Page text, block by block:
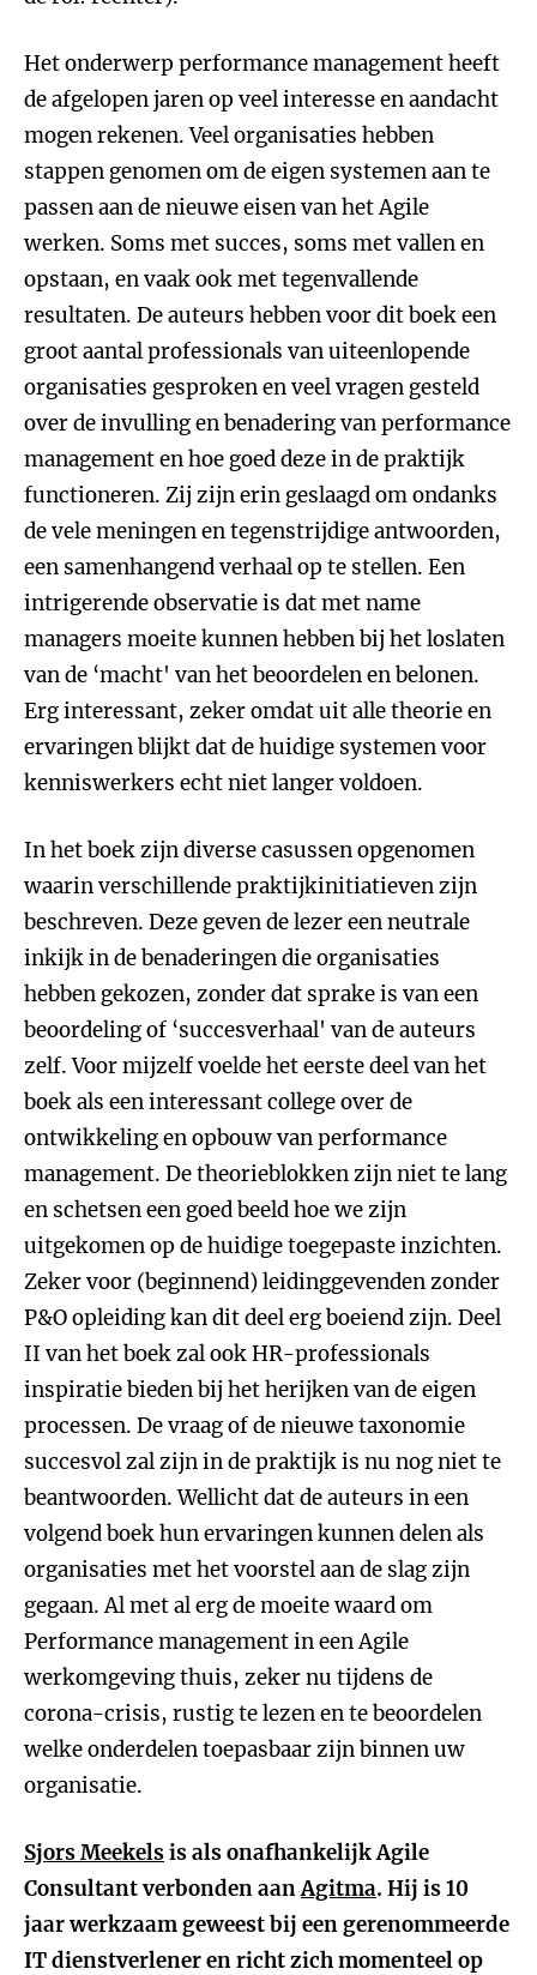
Het onderwerp performance management heeft
de afgelopen jaren op veel interesse en aandacht
mogen rekenen. Veel organisaties hebben
stappen genomen om de eigen systemen aan te
passen aan de nieuwe eisen van het Agile
werken. Soms met succes, soms met vallen en
opstaan, en vaak ook met tegenvallende
resultaten. De auteurs hebben voor dit boek een
groot aantal professionals van uiteenlopende
organisaties gesproken en veel vragen gesteld
over de invulling en benadering van performance
management en hoe goed deze in de praktijk
functioneren. Zij zijn erin geslaagd om ondanks
de vele meningen en tegenstrijdige antwoorden,
een samenhangend verhaal op te stellen. Een
intrigerende observatie is dat met name
managers moeite kunnen hebben bij het loslaten
van de ‘macht' van het beoordelen en belonen.
Erg interessant, zeker omdat uit alle theorie en
ervaringen blijkt dat de huidige systemen voor
kenniswerkers echt niet langer voldoen.
In het boek zijn diverse casussen opgenomen
waarin verschillende praktijkinitiatieven zijn
beschreven. Deze geven de lezer een neutrale
inkijk in de benaderingen die organisaties
hebben gekozen, zonder dat sprake is van een
beoordeling of ‘succesverhaal' van de auteurs
zelf. Voor mijzelf voelde het eerste deel van het
boek als een interessant college over de
ontwikkeling en opbouw van performance
management. De theorieblokken zijn niet te lang
en schetsen een goed beeld hoe we zijn
uitgekomen op de huidige toegepaste inzichten.
Zeker voor (beginnend) leidinggevenden zonder
P&O opleiding kan dit deel erg boeiend zijn. Deel
II van het boek zal ook HR-professionals
inspiratie bieden bij het herijken van de eigen
processen. De vraag of de nieuwe taxonomie
succesvol zal zijn in de praktijk is nu nog niet te
beantwoorden. Wellicht dat de auteurs in een
volgend boek hun ervaringen kunnen delen als
organisaties met het voorstel aan de slag zijn
gegaan. Al met al erg de moeite waard om
Performance management in een Agile
werkomgeving thuis, zeker nu tijdens de
corona-crisis, rustig te lezen en te beoordelen
welke onderdelen toepasbaar zijn binnen uw
organisatie.
Sjors Meekelsis als onafhankelijk Agile
Consultant verbonden aanAgitma. Hij is 10
jaar werkzaam geweest bij een gerenommeerde
IT dienstverlener en richt zich momenteel op